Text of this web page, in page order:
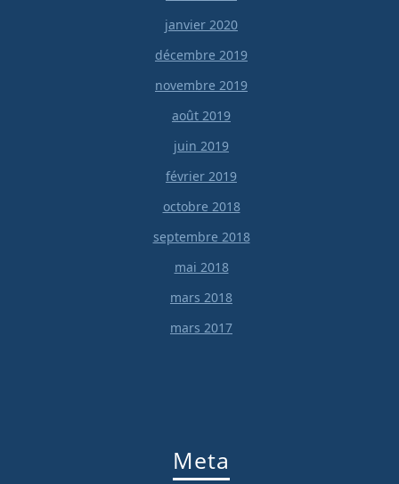
janvier 2020
décembre 2019
novembre 2019
août 2019
juin 2019
février 2019
octobre 2018
septembre 2018
mai 2018
mars 2018
mars 2017
Meta